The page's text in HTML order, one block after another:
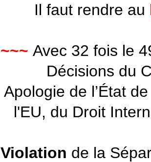
Il faut rendre au
~~~ Avec 32 fois le
Décisions du
Apologie de l’État
l'EU, du Droit
Violation de la